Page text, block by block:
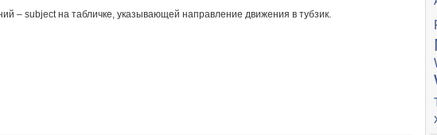
– subject на табличке, указывающей направление движения в тубзик.